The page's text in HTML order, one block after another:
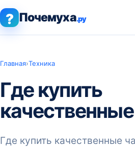
? Почемуха.ру
Главная›Техника
Где купить
Где купить качественные